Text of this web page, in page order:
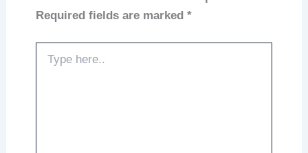
Required fields are marked *
here..